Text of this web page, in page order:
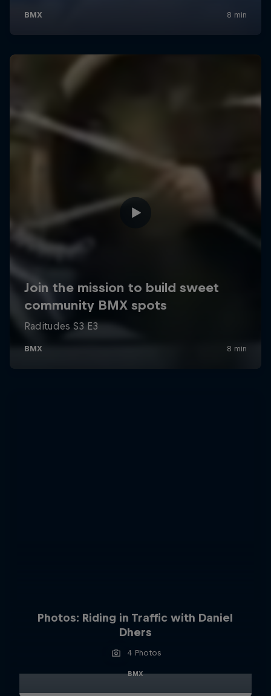
Photos: Riding in Traffic with Daniel
Dhers
4 Photos
BMX